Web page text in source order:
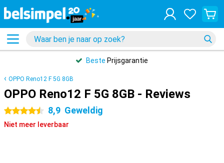
Beste Prijsgarantie
OPPO Reno12 F 5G 8GB
OPPO Reno12 F 5G 8GB - Reviews
4.5 sterren 8,9 Geweldig
Niet meer leverbaar